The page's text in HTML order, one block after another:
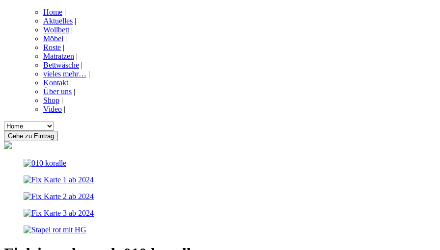
Home |
Aktuelles |
Wollbett |
Möbel |
Roste |
Matratzen |
Bettwäsche |
vieles mehr… |
Kontakt |
Über uns |
Shop |
Video |